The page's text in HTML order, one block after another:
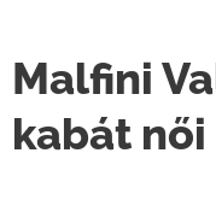
Malfini
kabát női